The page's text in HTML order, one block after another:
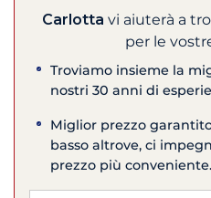
Carlotta vi aiuterà a
per le
Troviamo insieme la
nostri 30 anni di
Miglior prezzo
basso altrove, ci
prezzo più conveniente.